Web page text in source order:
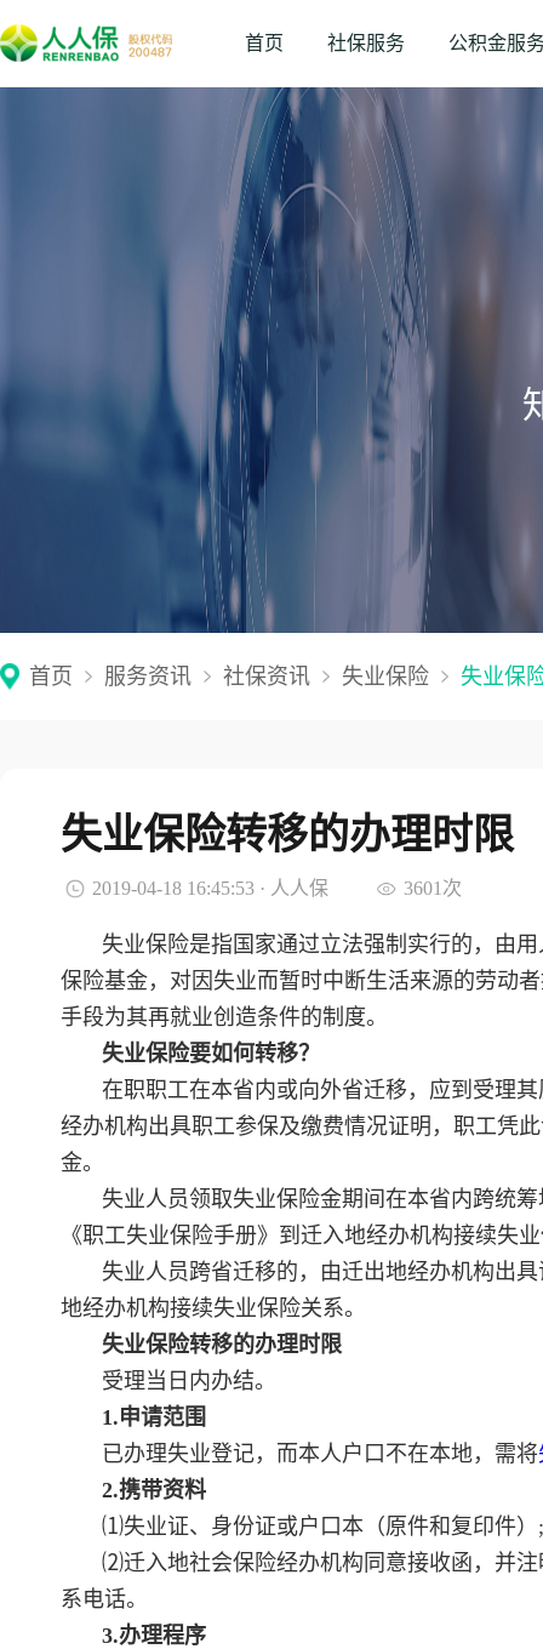
首页 社保服务 公积金服
首页 服务资讯 社保资讯 失业保险 失业保
失业保险转移的办理时限
2019-04-18 16:45:53 · 人人保 3601次
失业保险是指国家通过立法强制实行的，由
保险基金，对因失业而暂时中断生活来源的劳动
手段为其再就业创造条件的制度。
失业保险要如何转移？
在职职工在本省内或向外省迁移，应到受理
经办机构出具职工参保及缴费情况证明，职工凭
金。
失业人员领取失业保险金期间在本省内跨统
《职工失业保险手册》到迁入地经办机构接续失
失业人员跨省迁移的，由迁出地经办机构出
地经办机构接续失业保险关系。
失业保险转移的办理时限
受理当日内办结。
1.申请范围
已办理失业登记，而本人户口不在本地，需将
2.携带资料
⑴失业证、身份证或户口本（原件和复印件）
⑵迁入地社会保险经办机构同意接收函，并
系电话。
3.办理程序